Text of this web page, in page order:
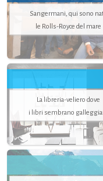
Sangermani, qui sono
le Rolls-Royce del mare
La libreria-veliero dove
i libri sembrano